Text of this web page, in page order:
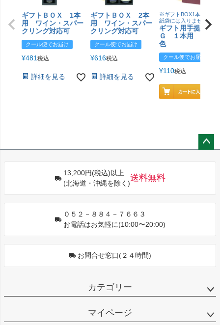
ギフトＢＯＸ 1本
用 ワイン・スパー
クリング対応可
クール便でお届け
¥481税込
詳細を見る
ギフトＢＯＸ 2本
用 ワイン・スパー
クリング対応可
クール便でお届け
¥616税込
詳細を見る
※ギフトBOX1本用はこ
紙袋には入りません
ギフト用手提げＢ
Ｇ １本用 エン
色
クール便でお届け
¥110税込
13,200円(税込)以上
(北海道・沖縄を除く)
送料無料
０５２－８８４－７６６３
お電話はお気軽に(10:00〜20:00)
お問合せ窓口(２４時間)
カテゴリー
マイページ